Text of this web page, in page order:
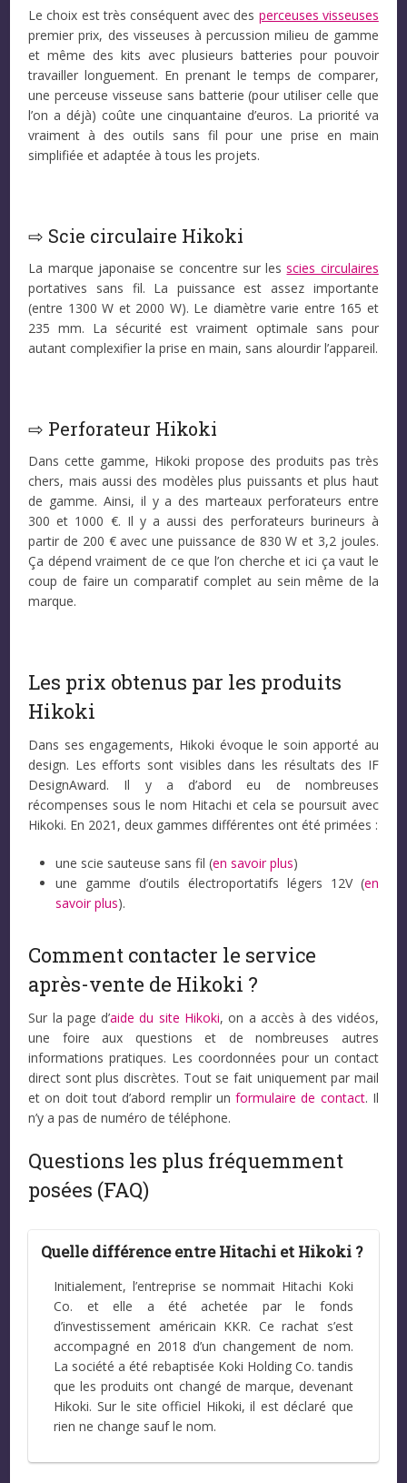
Le choix est très conséquent avec des perceuses visseuses
premier prix, des visseuses à percussion milieu de gamme
et même des kits avec plusieurs batteries pour pouvoir
travailler longuement. En prenant le temps de comparer,
une perceuse visseuse sans batterie (pour utiliser celle que
l’on a déjà) coûte une cinquantaine d’euros. La priorité va
vraiment à des outils sans fil pour une prise en main
simplifiée et adaptée à tous les projets.
⇨ Scie circulaire Hikoki
La marque japonaise se concentre sur lesscies circulaires
portatives sans fil. La puissance est assez importante
(entre 1300 W et 2000 W). Le diamètre varie entre 165 et
235 mm. La sécurité est vraiment optimale sans pour
autant complexifier la prise en main, sans alourdir l’appareil.
⇨ Perforateur Hikoki
Dans cette gamme, Hikoki propose des produits pas très
chers, mais aussi des modèles plus puissants et plus haut
de gamme. Ainsi, il y a des marteaux perforateurs entre
300 et 1000 €. Il y a aussi des perforateurs burineurs à
partir de 200 € avec une puissance de 830 W et 3,2 joules.
Ça dépend vraiment de ce que l’on cherche et ici ça vaut le
coup de faire un comparatif complet au sein même de la
marque.
Les prix obtenus par les produits
Hikoki
Dans ses engagements, Hikoki évoque le soin apporté au
design. Les efforts sont visibles dans les résultats des IF
DesignAward. Il y a d’abord eu de nombreuses
récompenses sous le nom Hitachi et cela se poursuit avec
Hikoki. En 2021, deux gammes différentes ont été primées :
une scie sauteuse sans fil (en savoir plus)
une gamme d’outils électroportatifs légers 12V (en
savoir plus).
Comment contacter le service
après-vente de Hikoki ?
Sur la page d’aide du site Hikoki, on a accès à des vidéos,
une foire aux questions et de nombreuses autres
informations pratiques. Les coordonnées pour un contact
direct sont plus discrètes. Tout se fait uniquement par mail
et on doit tout d’abord remplir unformulaire de contact. Il
n’y a pas de numéro de téléphone.
Questions les plus fréquemment
posées (FAQ)
Quelle différence entre Hitachi et Hikoki ?
Initialement, l’entreprise se nommait Hitachi Koki
Co. et elle a été achetée par le fonds
d’investissement américain KKR. Ce rachat s’est
accompagné en 2018 d’un changement de nom.
La société a été rebaptisée Koki Holding Co. tandis
que les produits ont changé de marque, devenant
Hikoki. Sur le site officiel Hikoki, il est déclaré que
rien ne change sauf le nom.